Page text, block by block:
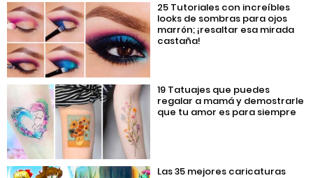
25 Tutoriales con increíbles
looks de sombras para ojos
marrón; ¡resaltar esa mirada
castaña!
19 Tatuajes que puedes
regalar a mamá y demostrarle
que tu amor es para siempre
Las 35 mejores caricaturas